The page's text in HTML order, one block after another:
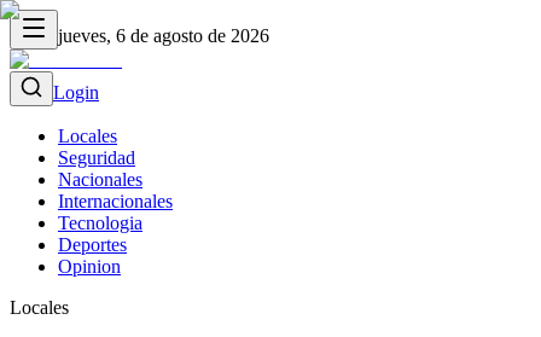
jueves, 6 de agosto de 2026
Login
Locales
Seguridad
Nacionales
Internacionales
Tecnologia
Deportes
Opinion
Locales